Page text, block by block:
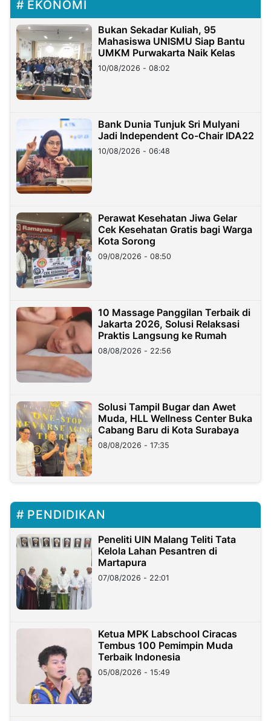
EKONOMI
Bukan Sekadar Kuliah, 95
Mahasiswa UNISMU Siap Bantu
UMKM Purwakarta Naik Kelas
10/08/2026 - 08:02
Bank Dunia Tunjuk Sri Mulyani
Jadi Independent Co-Chair IDA22
10/08/2026 - 06:48
Perawat Kesehatan Jiwa Gelar
Cek Kesehatan Gratis bagi Warga
Kota Sorong
09/08/2026 - 08:50
10 Massage Panggilan Terbaik di
Jakarta 2026, Solusi Relaksasi
Praktis Langsung ke Rumah
08/08/2026 - 22:56
Solusi Tampil Bugar dan Awet
Muda, HLL Wellness Center Buka
Cabang Baru di Kota Surabaya
08/08/2026 - 17:35
PENDIDIKAN
Peneliti UIN Malang Teliti Tata
Kelola Lahan Pesantren di
Martapura
07/08/2026 - 22:01
Ketua MPK Labschool Ciracas
Tembus 100 Pemimpin Muda
Terbaik Indonesia
05/08/2026 - 15:49